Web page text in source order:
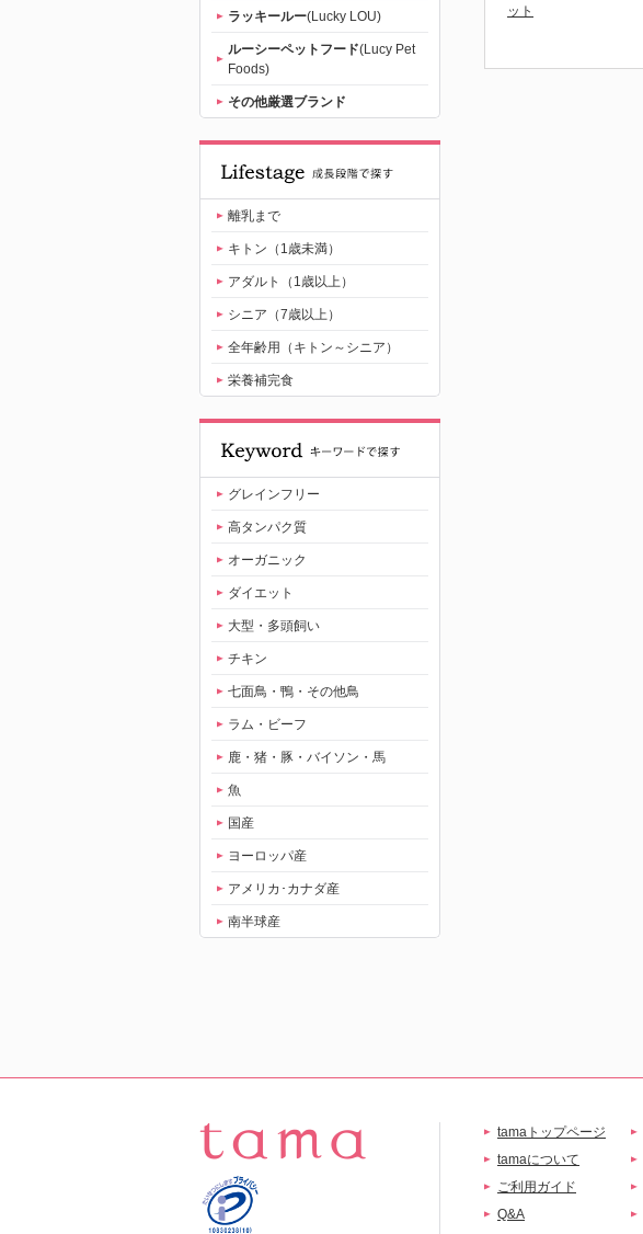
ラッキールー(Lucky LOU)
ルーシーペットフード(Lucy Pet
Foods)
その他厳選ブランド
離乳まで
キトン（1歳未満）
アダルト（1歳以上）
シニア（7歳以上）
全年齢用（キトン～シニア）
栄養補完食
グレインフリー
高タンパク質
オーガニック
ダイエット
大型・多頭飼い
チキン
七面鳥・鴨・その他鳥
ラム・ビーフ
鹿・猪・豚・バイソン・馬
魚
国産
ヨーロッパ産
アメリカ･カナダ産
南半球産
ット
tamaトップページ
tamaについて
ご利用ガイド
Q&A